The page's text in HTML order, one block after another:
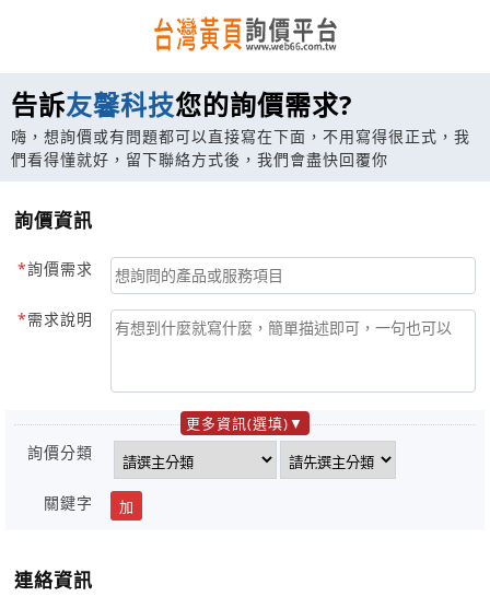
告訴友馨科技您的詢價需求?
嗨，想詢價或有問題都可以直接寫在下面，不用寫得很正式，我
們看得懂就好，留下聯絡方式後，我們會盡快回覆你
詢價資訊
詢價需求
需求說明
更多資訊(選填)
詢價分類
關鍵字 加
連絡資訊